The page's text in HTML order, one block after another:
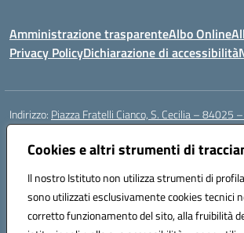
Cookies e altri strumenti di
Il nostro Istituto non utilizza strumenti di
sono utilizzati esclusivamente cookies tecnici
corretto funzionamento del sito, alla fruibilità
Amministrazione trasparenteAlbo Online
Privacy PolicyDichiarazione di accessibilità
Indirizzo: Piazza Fratelli Cianco, S. Cecilia – 84025
Centralino:
Posta elettronica certificata (PEC):
Codice fiscale: 91028680659
Codice meccanografico:SAIC81900C
Codice Indice delle Pubbliche Amministrazioni
Codice unico di fatturazione (CUF): UFWGMO